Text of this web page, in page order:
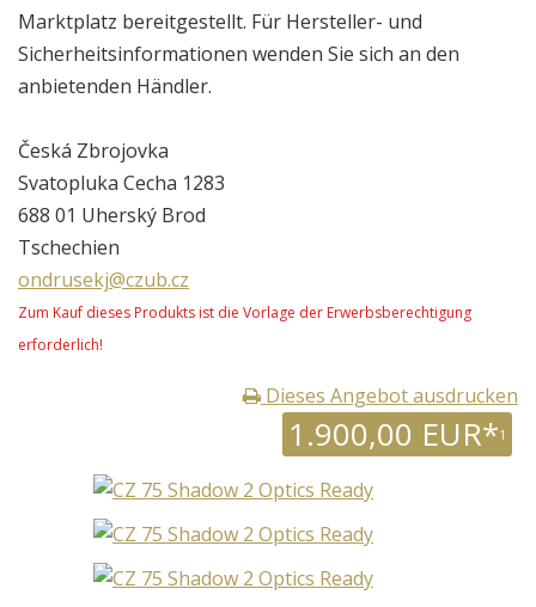
Marktplatz bereitgestellt. Für Hersteller- und
Sicherheitsinformationen wenden Sie sich an den
anbietenden Händler.
Česká Zbrojovka
Svatopluka Cecha 1283
688 01 Uherský Brod
Tschechien
ondrusekj@czub.cz
Zum Kauf dieses Produkts ist die Vorlage der Erwerbsberechtigung
erforderlich!
Dieses Angebot ausdrucken
1.900,00 EUR*1